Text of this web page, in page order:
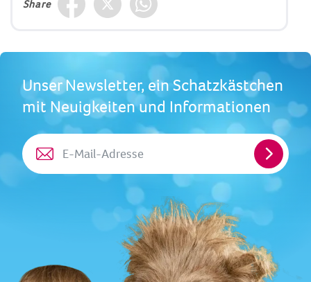
Share
Unser Newsletter, ein Schatzkästchen
mit Neuigkeiten und Informationen
E-
Mail-
Adresse